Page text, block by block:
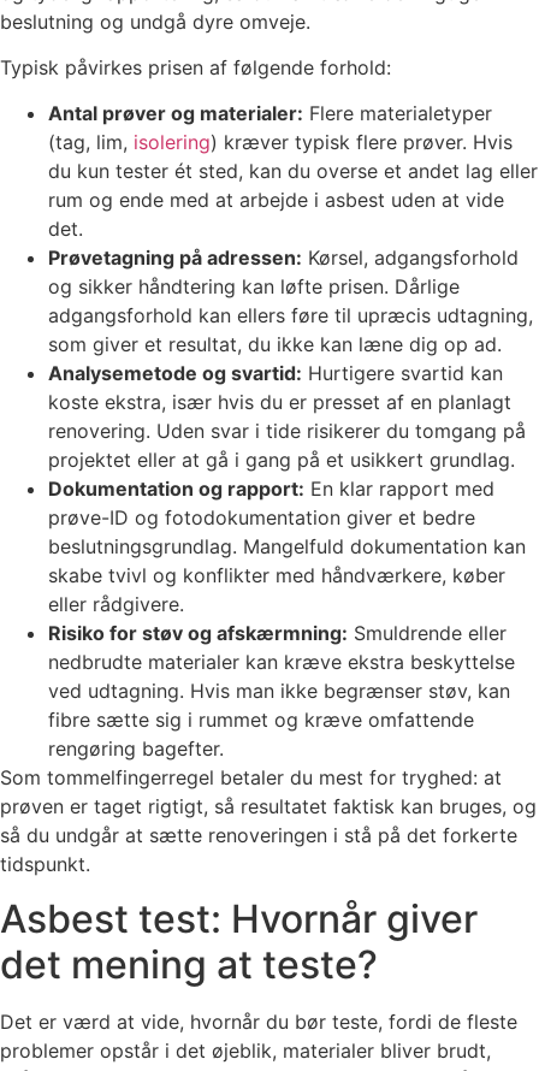
beslutning og undgå dyre omveje.
Typisk påvirkes prisen af følgende forhold:
Antal prøver og materialer: Flere materialetyper
(tag, lim, isolering) kræver typisk flere prøver. Hvis
du kun tester ét sted, kan du overse et andet lag eller
rum og ende med at arbejde i asbest uden at vide
det.
Prøvetagning på adressen: Kørsel, adgangsforhold
og sikker håndtering kan løfte prisen. Dårlige
adgangsforhold kan ellers føre til upræcis udtagning,
som giver et resultat, du ikke kan læne dig op ad.
Analysemetode og svartid: Hurtigere svartid kan
koste ekstra, især hvis du er presset af en planlagt
renovering. Uden svar i tide risikerer du tomgang på
projektet eller at gå i gang på et usikkert grundlag.
Dokumentation og rapport: En klar rapport med
prøve-ID og fotodokumentation giver et bedre
beslutningsgrundlag. Mangelfuld dokumentation kan
skabe tvivl og konflikter med håndværkere, køber
eller rådgivere.
Risiko for støv og afskærmning: Smuldrende eller
nedbrudte materialer kan kræve ekstra beskyttelse
ved udtagning. Hvis man ikke begrænser støv, kan
fibre sætte sig i rummet og kræve omfattende
rengøring bagefter.
Som tommelfingerregel betaler du mest for tryghed: at
prøven er taget rigtigt, så resultatet faktisk kan bruges, og
så du undgår at sætte renoveringen i stå på det forkerte
tidspunkt.
Asbest test: Hvornår giver
det mening at teste?
Det er værd at vide, hvornår du bør teste, fordi de fleste
problemer opstår i det øjeblik, materialer bliver brudt,